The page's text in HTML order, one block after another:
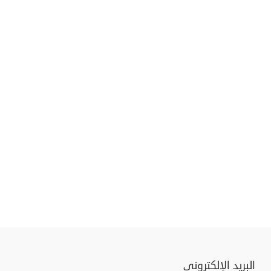
البريد الإلكتروني